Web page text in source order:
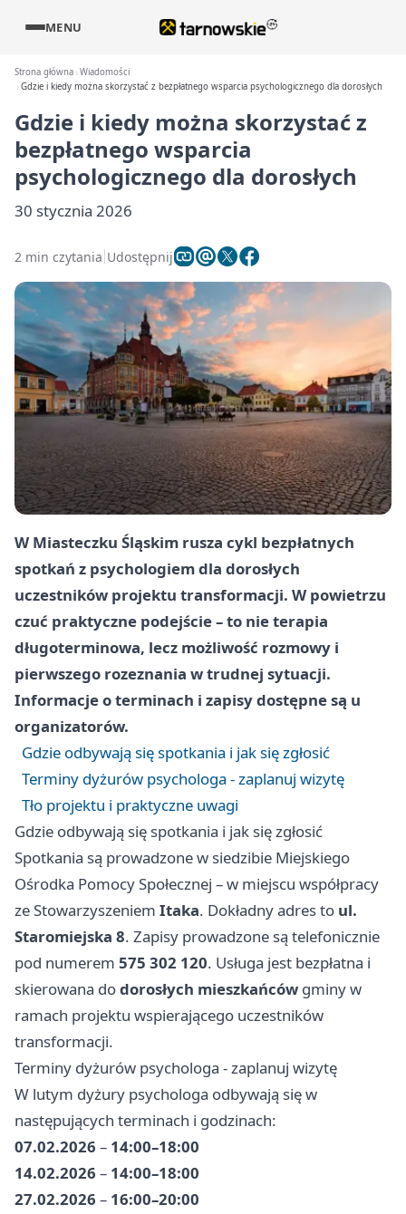
MENU
Strona główna Wiadomości
Gdzie i kiedy można skorzystać z bezpłatnego wsparcia psychologicznego dla dorosłych
Gdzie i kiedy można skorzystać z
bezpłatnego wsparcia
psychologicznego dla dorosłych
30 stycznia 2026
2 min czytania Udostępnij
W Miasteczku Śląskim rusza cykl bezpłatnych
spotkań z psychologiem dla dorosłych
uczestników projektu transformacji. W powietrzu
czuć praktyczne podejście – to nie terapia
długoterminowa, lecz możliwość rozmowy i
pierwszego rozeznania w trudnej sytuacji.
Informacje o terminach i zapisy dostępne są u
organizatorów.
Gdzie odbywają się spotkania i jak się zgłosić
Terminy dyżurów psychologa - zaplanuj wizytę
Tło projektu i praktyczne uwagi
Gdzie odbywają się spotkania i jak się zgłosić
Spotkania są prowadzone w siedzibie Miejskiego
Ośrodka Pomocy Społecznej – w miejscu współpracy
ze Stowarzyszeniem Itaka. Dokładny adres to ul.
Staromiejska 8. Zapisy prowadzone są telefonicznie
pod numerem 575 302 120. Usługa jest bezpłatna i
skierowana dodorosłych mieszkańców gminy w
ramach projektu wspierającego uczestników
transformacji.
Terminy dyżurów psychologa - zaplanuj wizytę
W lutym dyżury psychologa odbywają się w
następujących terminach i godzinach:
07.02.2026 – 14:00–18:00
14.02.2026 – 14:00–18:00
27.02.2026 – 16:00–20:00